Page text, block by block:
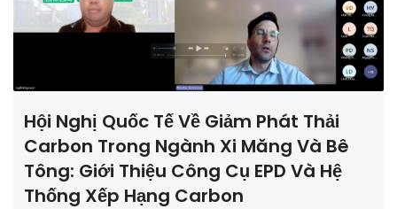
Hội Nghị Quốc Tế Về Giảm Phát Thải
Carbon Trong Ngành Xi Măng Và Bê
Tông: Giới Thiệu Công Cụ EPD Và Hệ
Thống Xếp Hạng Carbon